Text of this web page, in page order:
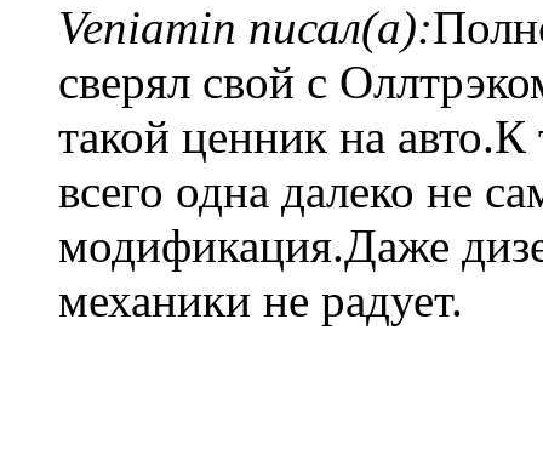
Veniamin писал(а):
сверял свой с
такой ценник на
всего одна далеко не
модификация.Даже
механики не радует.